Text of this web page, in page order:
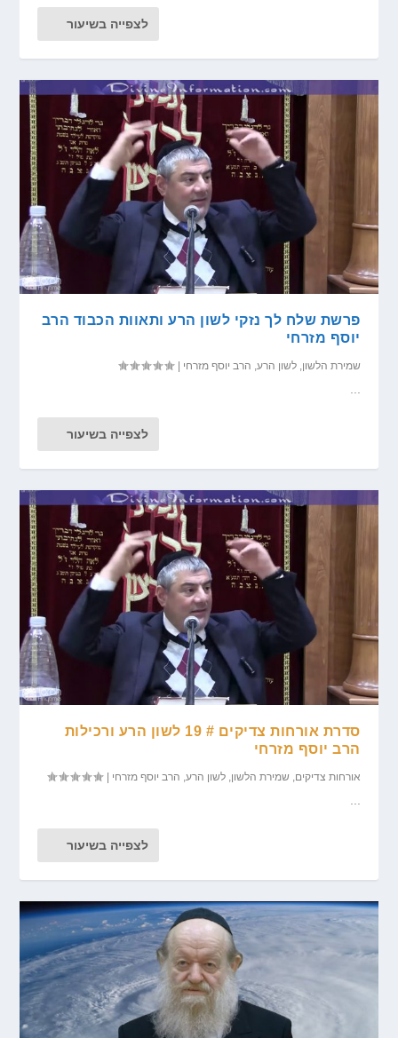
לצפייה בשיעור
פרשת שלח לך נזקי לשון הרע ותאוות הכבוד הרב
יוסף מזרחי
שמירת הלשון,לשון הרע, הרב יוסף מזרחי |
...
לצפייה בשיעור
סדרת אורחות צדיקים # 19 לשון הרע ורכילות
הרב יוסף מזרחי
אורחות צדיקים,שמירת הלשון,לשון הרע, הרב יוסף מזרחי |
לצפייה בשיעור